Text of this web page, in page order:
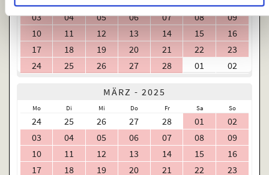
03
04 05 06 07 08
09
10
11 12 13 14 15
16
17
18 19 20 21 22
23
24
25 26 27 28 01 02
MÄRZ - 2025
Mo Di Mi Do Fr Sa So
24 25 26 27 28 01
02
03
04 05 06 07 08
09
10
11 12 13 14 15
16
17
18 19 20 21 22
23